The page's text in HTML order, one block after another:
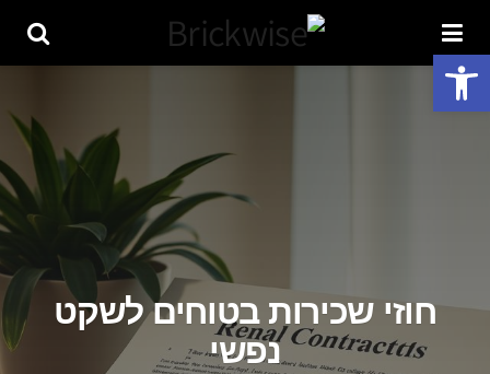
חוזי שכירות בטוחים לשקט
נפשי
פתח סרגל נגישות